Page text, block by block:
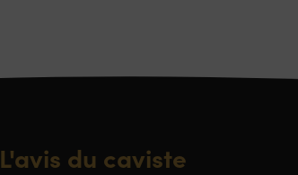
L'avis du caviste